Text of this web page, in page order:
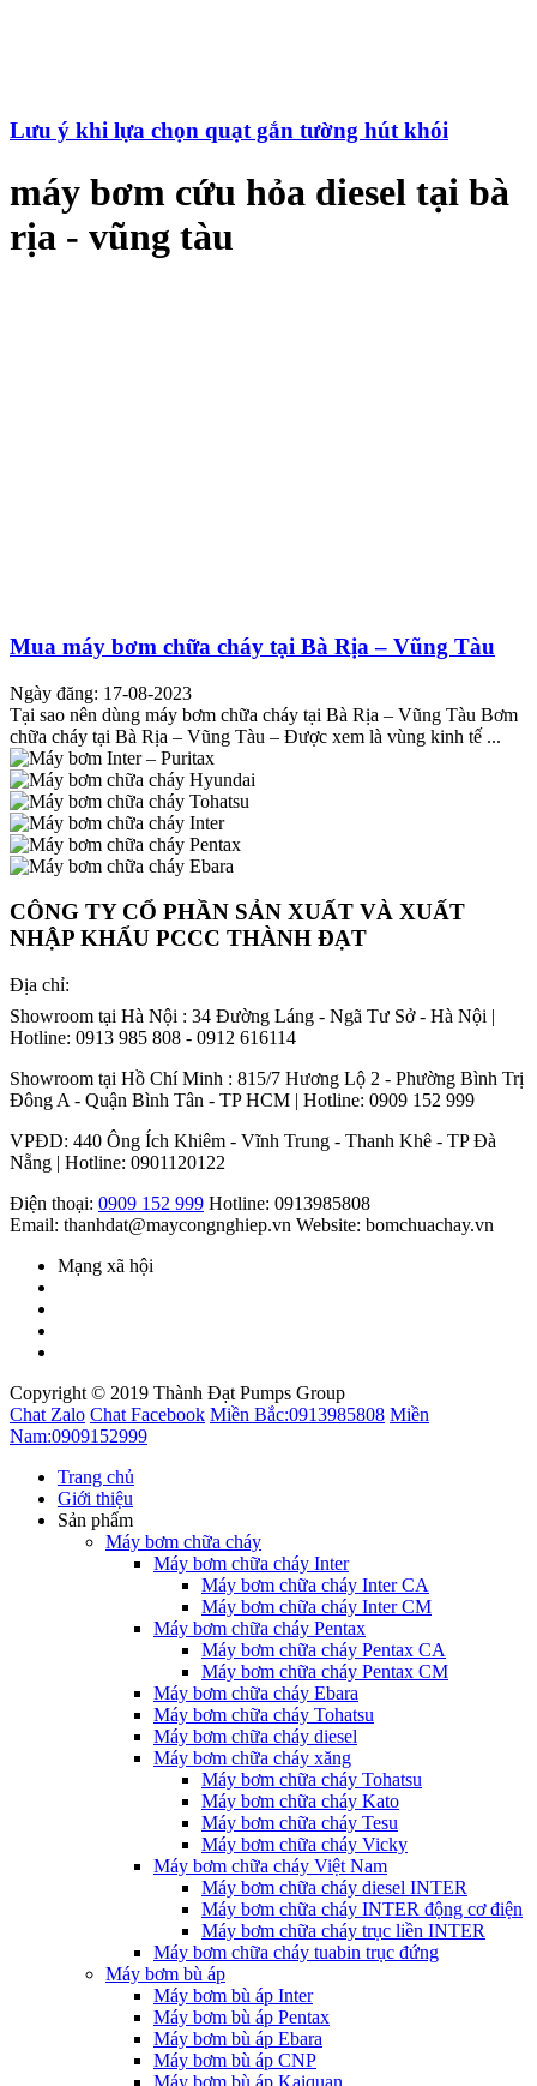
Lưu ý khi lựa chọn quạt gắn tường hút khói
máy bơm cứu hỏa diesel tại bà
rịa - vũng tàu
Mua máy bơm chữa cháy tại Bà Rịa – Vũng Tàu
Ngày đăng: 17-08-2023
Tại sao nên dùng máy bơm chữa cháy tại Bà Rịa – Vũng Tàu Bơm
chữa cháy tại Bà Rịa – Vũng Tàu – Được xem là vùng kinh tế ...
CÔNG TY CỔ PHẦN SẢN XUẤT VÀ XUẤT
NHẬP KHẨU PCCC THÀNH ĐẠT
Địa chỉ:
Showroom tại Hà Nội : 34 Đường Láng - Ngã Tư Sở - Hà Nội |
Hotline: 0913 985 808 - 0912 616114
Showroom tại Hồ Chí Minh : 815/7 Hương Lộ 2 - Phường Bình Trị
Đông A - Quận Bình Tân - TP HCM | Hotline: 0909 152 999
VPĐD: 440 Ông Ích Khiêm - Vĩnh Trung - Thanh Khê - TP Đà
Nẵng | Hotline: 0901120122
Điện thoại: 0909 152 999 Hotline: 0913985808
Email: thanhdat@maycongnghiep.vn Website: bomchuachay.vn
Mạng xã hội
Copyright © 2019 Thành Đạt Pumps Group
Chat Zalo Chat Facebook Miền Bắc:0913985808 Miền
Nam:0909152999
Trang chủ
Giới thiệu
Sản phẩm
Máy bơm chữa cháy
Máy bơm chữa cháy Inter
Máy bơm chữa cháy Inter CA
Máy bơm chữa cháy Inter CM
Máy bơm chữa cháy Pentax
Máy bơm chữa cháy Pentax CA
Máy bơm chữa cháy Pentax CM
Máy bơm chữa cháy Ebara
Máy bơm chữa cháy Tohatsu
Máy bơm chữa cháy diesel
Máy bơm chữa cháy xăng
Máy bơm chữa cháy Tohatsu
Máy bơm chữa cháy Kato
Máy bơm chữa cháy Tesu
Máy bơm chữa cháy Vicky
Máy bơm chữa cháy Việt Nam
Máy bơm chữa cháy diesel INTER
Máy bơm chữa cháy INTER động cơ điện
Máy bơm chữa cháy trục liền INTER
Máy bơm chữa cháy tuabin trục đứng
Máy bơm bù áp
Máy bơm bù áp Inter
Máy bơm bù áp Pentax
Máy bơm bù áp Ebara
Máy bơm bù áp CNP